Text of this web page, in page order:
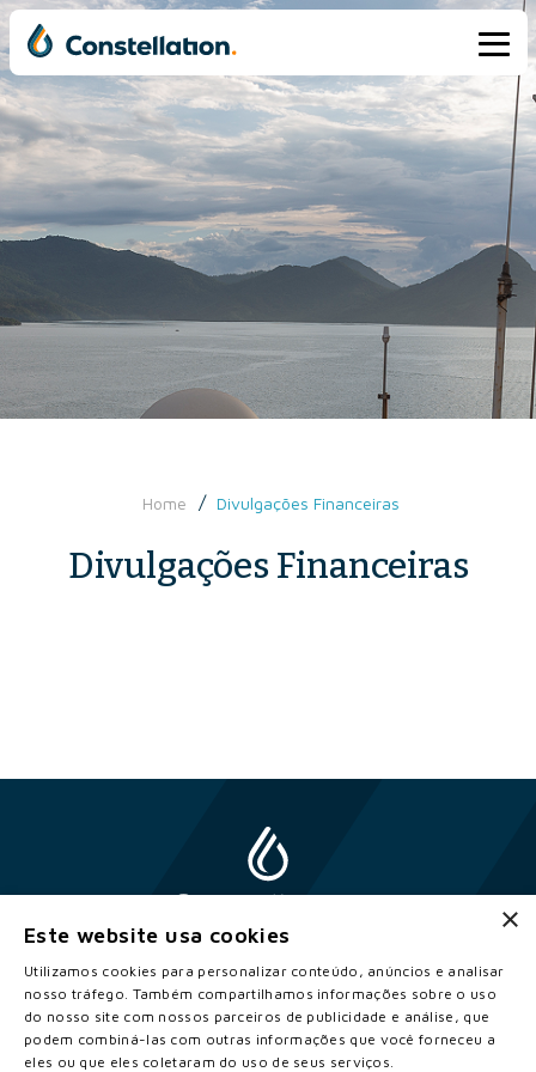
Home / Divulgações Financeiras
Divulgações Financeiras
2026 © Copyright Constellation. Todos os direitos reservados.
Termos de Uso
×
Este website usa cookies
Utilizamos cookies para personalizar conteúdo, anúncios e analisar
nosso tráfego. Também compartilhamos informações sobre o uso
do nosso site com nossos parceiros de publicidade e análise, que
podem combiná-las com outras informações que você forneceu a
eles ou que eles coletaram do uso de seus serviços.